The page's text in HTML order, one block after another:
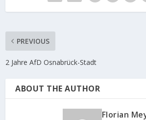
PREVIOUS
2 Jahre AfD Osnabrück-Stadt
ABOUT THE AUTHOR
Florian